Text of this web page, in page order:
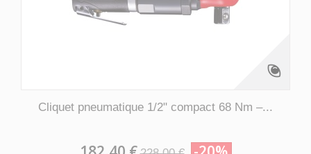
Cliquet pneumatique 1/2" compact 68 Nm –...